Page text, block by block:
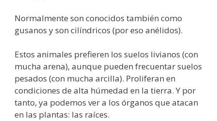
Normalmente son conocidos también como
gusanos y son cilíndricos (por eso anélidos).
Estos animales prefieren los suelos livianos (con
mucha arena), aunque pueden frecuentar suelos
pesados (con mucha arcilla). Proliferan en
condiciones de alta húmedad en la tierra. Y por
tanto, ya podemos ver a los órganos que atacan
en las plantas: las raíces.